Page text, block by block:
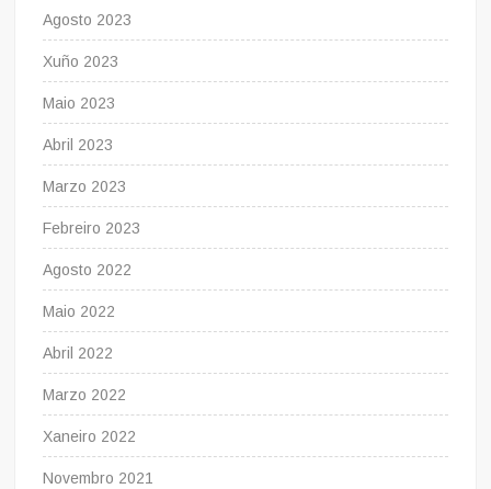
Agosto 2023
Xuño 2023
Maio 2023
Abril 2023
Marzo 2023
Febreiro 2023
Agosto 2022
Maio 2022
Abril 2022
Marzo 2022
Xaneiro 2022
Novembro 2021